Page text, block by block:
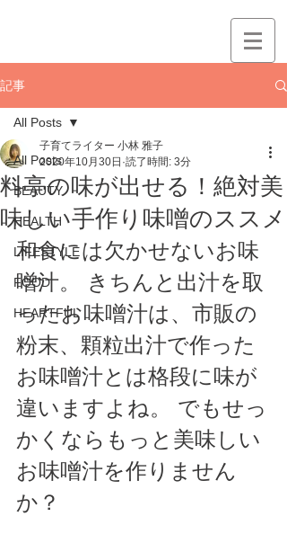
記事
All Posts
BEAUTY
HEALTH
LIFESTYLE
FOOD
HEARTFUL
All Posts
料亭の味が出せる！絶対美
味しい手作り味噌のススメ
子育てライター 小林 雅子
2020年10月30日 読了時間: 3分
和食には欠かせないお味
噌汁。 きちんと出汁を取
ったお味噌汁は、市販の
粉末、顆粒出汁で作った
お味噌汁とは格段に味が
違いますよね。 でもせっ
かくならもっと美味しい
お味噌汁を作りません
か？